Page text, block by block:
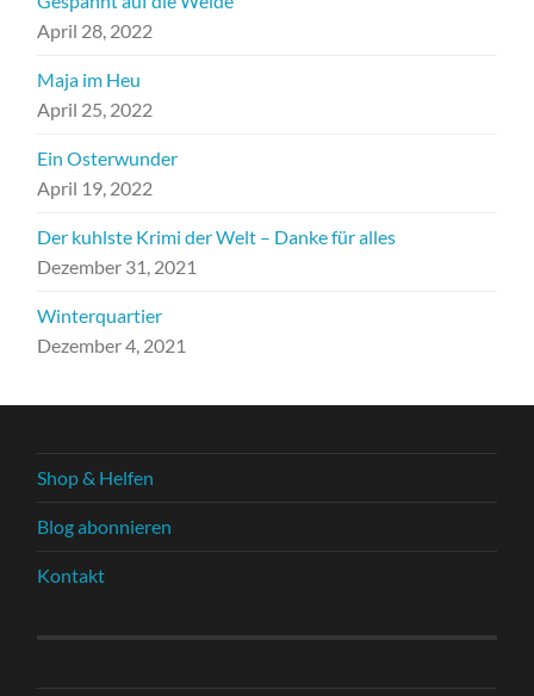
April 28, 2022
Maja im Heu
April 25, 2022
Ein Osterwunder
April 19, 2022
Der kuhlste Krimi der Welt – Danke für alles
Dezember 31, 2021
Winterquartier
Dezember 4, 2021
Shop & Helfen
Blog abonnieren
Kontakt